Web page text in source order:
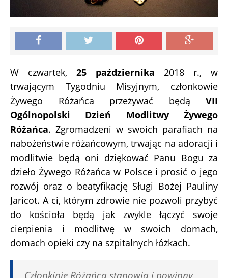
W czwartek, 25 października 2018 r., w
trwającym Tygodniu Misyjnym, członkowie
Żywego Różańca przeżywać będą VII
Ogólnopolski Dzień Modlitwy Żywego
Różańca. Zgromadzeni w swoich parafiach na
nabożeństwie różańcowym, trwając na adoracji i
modlitwie będą oni dziękować Panu Bogu za
dzieło Żywego Różańca w Polsce i prosić o jego
rozwój oraz o beatyfikację Sługi Bożej Pauliny
Jaricot. A ci, którym zdrowie nie pozwoli przybyć
do kościoła będą jak zwykle łączyć swoje
cierpienia i modlitwę w swoich domach,
domach opieki czy na szpitalnych łóżkach.
„Członkinie Różańca stanowią i powinny